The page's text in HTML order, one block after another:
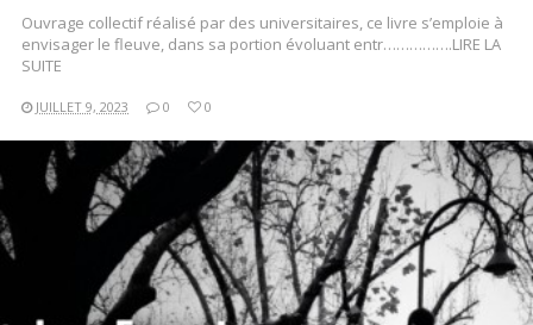
Ouvrage collectif réalisé par des universitaires, ce livre s’emploie à
envisager le fleuve, dans sa portion évoluant entr…………….LIRE LA
SUITE
JUILLET 9, 2023 0 0